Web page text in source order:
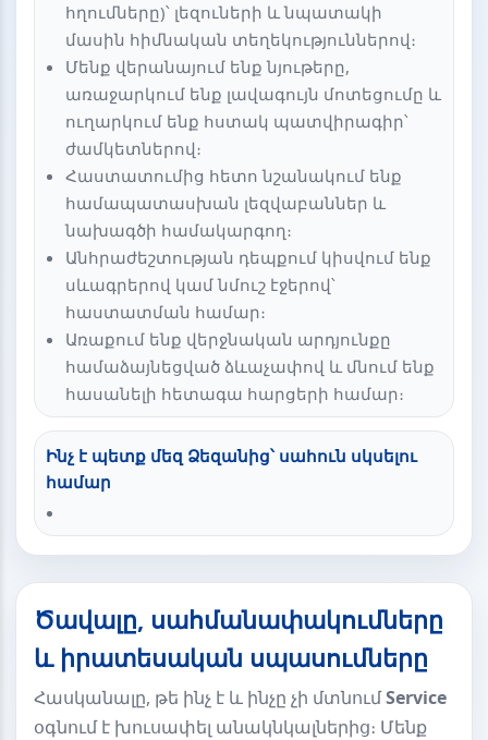
հղումները)՝ լեզուների և նպատակի
մասին հիմնական տեղեկություններով։
Մենք վերանայում ենք նյութերը,
առաջարկում ենք լավագույն մոտեցումը և
ուղարկում ենք հստակ պատվիրագիր՝
ժամկետներով։
Հաստատումից հետո նշանակում ենք
համապատասխան լեզվաբաններ և
նախագծի համակարգող։
Անհրաժեշտության դեպքում կիսվում ենք
սևագրերով կամ նմուշ էջերով՝
հաստատման համար։
Առաքում ենք վերջնական արդյունքը
համաձայնեցված ձևաչափով և մնում ենք
հասանելի հետագա հարցերի համար։
Ինչ է պետք մեզ Ձեզանից՝ սահուն սկսելու
համար
Ծավալը, սահմանափակումները
և իրատեսական սպասումները
Հասկանալը, թե ինչ է և ինչը չի մտնումService
օգնում է խուսափել անակնկալներից։ Մենք